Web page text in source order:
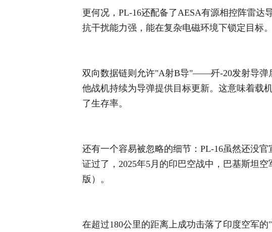
更何况，PL-16还配备了AESA有源相控阵雷达
抗干扰能力强，能在复杂电磁环境下锁定目标。
双向数据链则允许"A射B导"——歼-20发射导弹
他战机持续为导弹提供目标更新。这意味着载
了生存率。
还有一个容易被忽略的细节：PL-16虽然还没
证过了，2025年5月的印巴空战中，巴基斯坦空
版）。
在超过180公里的距离上成功击落了印度空军